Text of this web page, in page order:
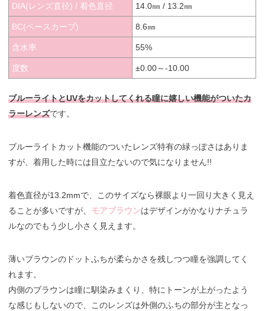
DIA(レンズ直径) / 着色直径 14.0㎜ / 13.2㎜
BC(ベースカーブ) 8.6㎜
含水率 55%
度数 ±0.00～-10.00
ブルーライトとUVをカットしてくれる瞳に嬉しい機能がついたカ
ラーレンズです。
ブルーライトカット機能のついたレンズ特有の緑っぽさはありま
すが、着用した時には目立たないので気になりません!!
着色直径が13.2mmで、このサイズなら裸眼より一回り大きく見え
ることが多いですが、 モアブラウンはデザインがかなりナチュラ
ルなのでもう少し小さく見えます。
薄いブラウンのドットふちが柔らかさを残しつつ瞳を強調してく
れます。
内側のブラウンは瞳に馴染みまくり、特にトーンが上がったよう
な感じもしないので、このレンズは外側のふちの部分が主となっ